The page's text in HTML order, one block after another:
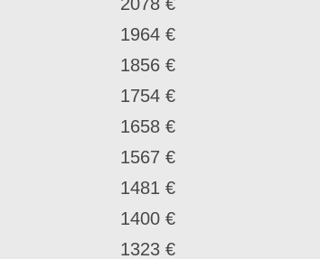
1964 €
1856 €
1754 €
1658 €
1567 €
1481 €
1400 €
1323 €